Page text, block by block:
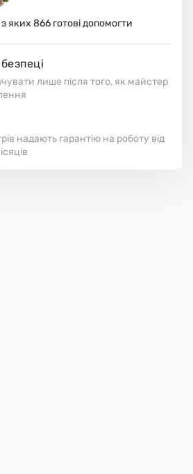
яких 866 готові допомогти
лише після того, як майстер
надають гарантію на роботу від